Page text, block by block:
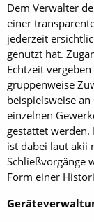
Dem Verwalter
einer
jederzeit
genutzt hat.
Echtzeit
gruppenweise
beispielsweise
einzelnen
gestattet
ist dabei laut akii
Schließvorgänge
Form einer